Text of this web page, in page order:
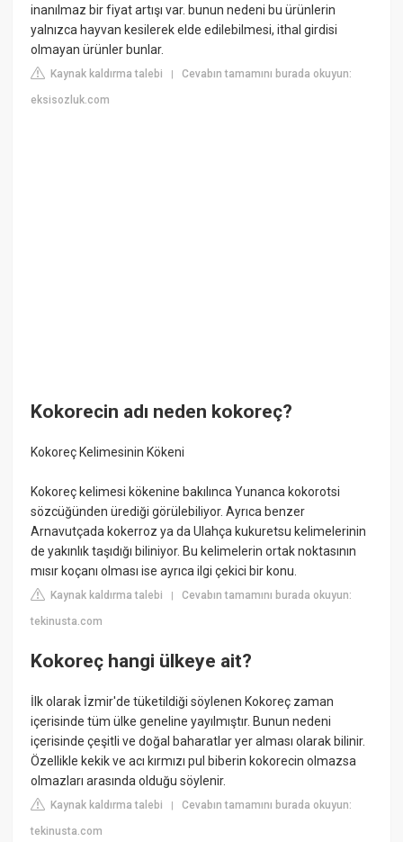
inanılmaz bir fiyat artışı var. bunun nedeni bu ürünlerin
yalnızca hayvan kesilerek elde edilebilmesi, ithal girdisi
olmayan ürünler bunlar.
Kaynak kaldırma talebi |Cevabın tamamını burada okuyun:
eksisozluk.com
Kokorecin adı neden kokoreç?
Kokoreç Kelimesinin Kökeni
Kokoreç kelimesi kökenine bakılınca Yunanca kokorotsi
sözcüğünden ürediği görülebiliyor. Ayrıca benzer
Arnavutçada kokerroz ya da Ulahça kukuretsu kelimelerinin
de yakınlık taşıdığı biliniyor. Bu kelimelerin ortak noktasının
mısır koçanı olması ise ayrıca ilgi çekici bir konu.
Kaynak kaldırma talebi |Cevabın tamamını burada okuyun:
tekinusta.com
Kokoreç hangi ülkeye ait?
İlk olarak İzmir'de tüketildiği söylenen Kokoreç zaman
içerisinde tüm ülke geneline yayılmıştır. Bunun nedeni
içerisinde çeşitli ve doğal baharatlar yer alması olarak bilinir.
Özellikle kekik ve acı kırmızı pul biberin kokorecin olmazsa
olmazları arasında olduğu söylenir.
Kaynak kaldırma talebi |Cevabın tamamını burada okuyun:
tekinusta.com